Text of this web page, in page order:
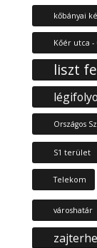
kőbányai
Kőér utca
liszt
Országos
S1 terület
Telekom
városhatár